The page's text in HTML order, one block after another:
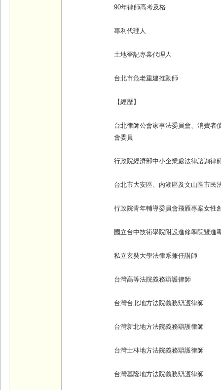
90年律師高考及格
專利代理人
土地登記專業代理人
台北市危老重建推動師
【經歷】
台北律師公會家事法委員會、消費者
會委員
行政院經濟部中小企業處法律諮詢律
台北市大安區、內湖區及文山區市民
行政院青年輔導委員會飛雁專案女性
國立台中技術學院附設進修學院暨進
私立玄奘大學法律系兼任講師
台灣高等法院義務辯護律師
台灣台北地方法院義務辯護律師
台灣新北地方法院義務辯護律師
台灣士林地方法院義務辯護律師
台灣基隆地方法院義務辯護律師